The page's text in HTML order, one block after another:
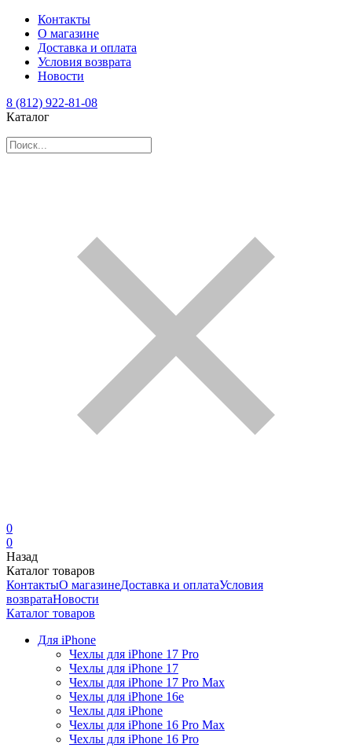
Контакты
О магазине
Доставка и оплата
Условия возврата
Новости
8 (812) 922-81-08
Каталог
0
0
Назад
Каталог товаров
КонтактыО магазинеДоставка и оплатаУсловия
возвратаНовости
Каталог товаров
Для iPhone
Чехлы для iPhone 17 Pro
Чехлы для iPhone 17
Чехлы для iPhone 17 Pro Max
Чехлы для iPhone 16e
Чехлы для iPhone
Чехлы для iPhone 16 Pro Max
Чехлы для iPhone 16 Pro